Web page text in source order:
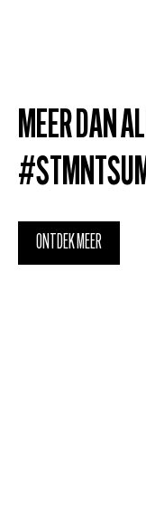
MEER DAN
ONTDEK MEER